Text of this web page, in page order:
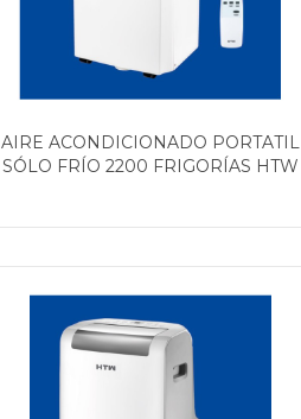
AIRE ACONDICIONADO PORTATIL
SÓLO FRÍO 2200 FRIGORÍAS HTW